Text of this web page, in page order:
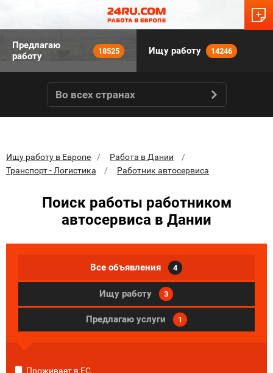
Предлагаю
работу
18525 Ищу работу 14246
Во всех странах
Ищу работу в Европе
Работа в Дании
Транспорт - Логистика
Работник автосервиса
Поиск работы работником
автосервиса в Дании
Все объявления 4
Ищу работу 3
Предлагаю услуги 1
Проживает в ЕС